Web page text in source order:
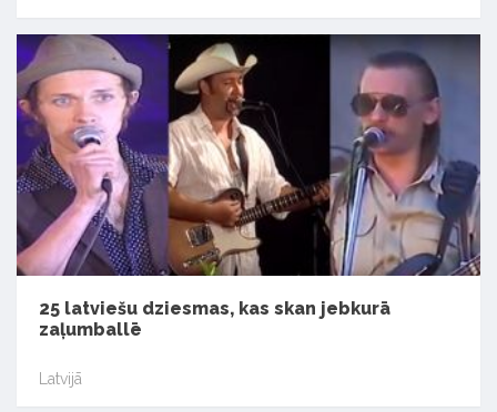
25 latviešu dziesmas, kas skan jebkurā
zaļumballē
Latvijā